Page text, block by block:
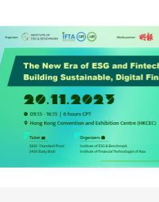
关于我们
联系我们